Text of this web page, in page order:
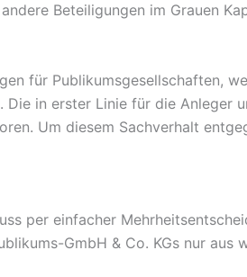
Beteiligungen im Grauen
für Publikumsgesellschaften,
in erster Linie für die Anleger
Um diesem Sachverhalt
per einfacher
GmbH & Co. KGs nur